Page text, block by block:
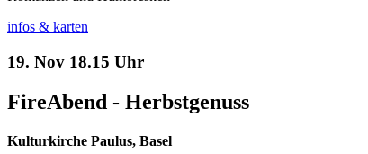
infos & karten
19. Nov 18.15 Uhr
FireAbend - Herbstgenuss
Kulturkirche Paulus, Basel